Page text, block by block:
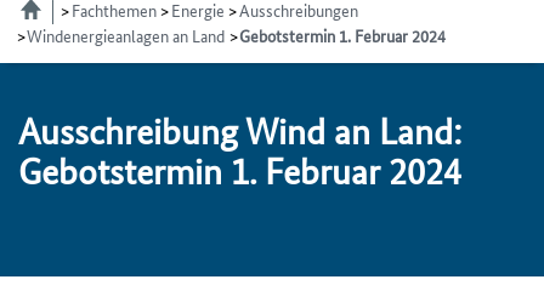
Fachthemen Energie
Ausschreibungen
Windenergieanlagen an Land Gebotstermin 1. Februar 2024
Aus­schrei­bung Wind an Land:
Ge­bots­ter­min 1. Fe­bru­ar 2024